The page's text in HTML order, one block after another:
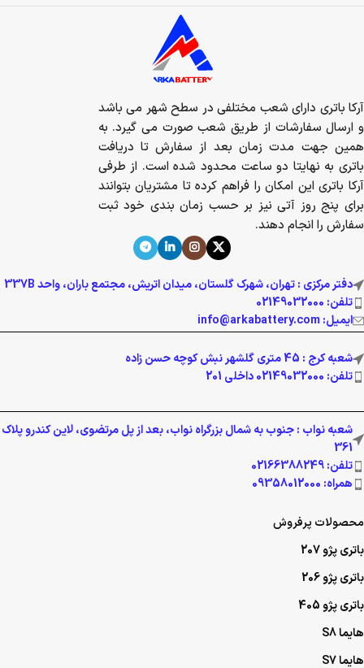
آرکا باتری دارای شعب مختلفی در سطح شهر می باشد
و ارسال سفارشات از طریق شعب صورت می گیرد. به
همین جهت مدت زمان بعد از سفارش تا دریافت
باتری به نهایتا دو ساعت محدود شده است. از طرفی
آرکا باتری این امکان را فراهم کرده تا مشتریان بتوانند
برای پنج روز آتی نیز بر حسب زمان بندی خود ثبت
سفارش را انجام دهند.
دفتر مرکزی : تهران، شهرک گلستان، میدان اتریش، مجتمع باران، واحد 337B
تلفن: 02149032000
ایمیل: info@arkabattery.com
شعبه کرج : 45 متری گلشهر نبش کوچه حسن زاده
تلفن: 02149032000 داخلی 201
شعبه نواب : جنوب به شمال بزرگراه نواب، بعد از پل مرتضوی، لاین کندرو پلاک
361
تلفن: 02166388249
همراه: 09358012000
محصولات پرفروش
باتری پژو 207
باتری پژو 206
باتری پژو 405
هایما S8
هایما S7